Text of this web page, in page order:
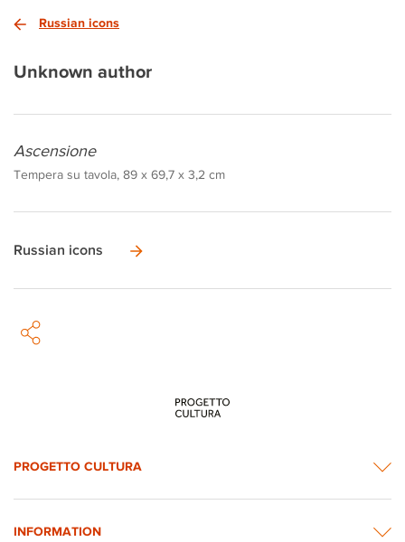
Russian icons
Unknown author
Ascensione
Tempera su tavola, 89 x 69,7 x 3,2 cm
Russian icons
PROGETTO CULTURA
INFORMATION